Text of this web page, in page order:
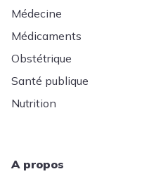
Médecine
Médicaments
Obstétrique
Santé publique
Nutrition
A propos